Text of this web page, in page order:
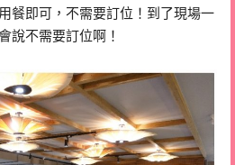
餐即可，不需要訂位！到了現場一
說不需要訂位啊！